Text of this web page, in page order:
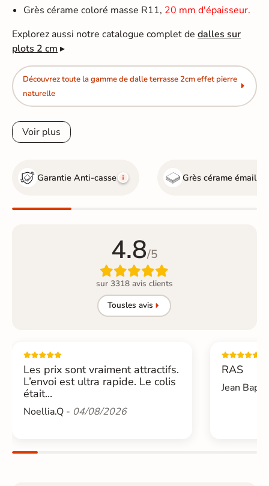
Grès cérame coloré masse R11, 20 mm d'épaisseur.
Explorez aussi notre catalogue complet dedalles sur
plots 2 cm ▸
Découvrez toute la gamme de dalle terrasse 2cm effet pierre
naturelle
Voir plus
Garantie Anti-casse Grès cérame émaillé
4.8/5

sur 3318 avis clients
Tousles avis
Les prix sont vraiment attractifs.
L’envoi est ultra rapide. Le colis
était...
Noellia.Q - 04/08/2026
RAS
Jean